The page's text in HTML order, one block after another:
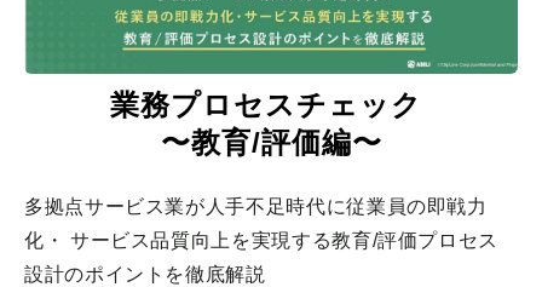
業務プロセスチェック
〜教育/評価編〜
多拠点サービス業が人手不足時代に従業員の即戦力
化・ サービス品質向上を実現する教育/評価プロセス
設計のポイントを徹底解説